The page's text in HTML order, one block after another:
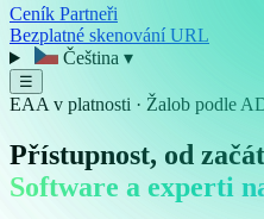
Ceník Partneři
Bezplatné skenování URL
Čeština ▾
☰
EAA v platnosti · Žalob podle
Přístupnost, od
Software a experti